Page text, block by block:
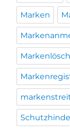
Marken